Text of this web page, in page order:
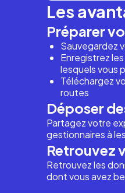
Les
Préparer
Sauvegardez
Enregistrez
lesquels vous
Téléchargez
routes
Déposer
Partagez votre
gestionnaires à
Retrouvez
Retrouvez les
dont vous avez